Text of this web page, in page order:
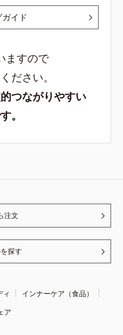
イド
ますので
ださい。
つながりやすい
。
注文
探す
ィ
インナーケア（食品）
ア